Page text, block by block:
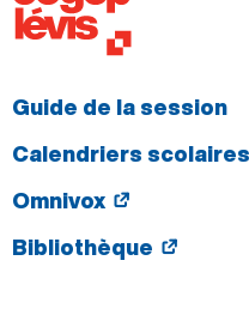
Guide de la session
Calendriers scolaires
Omnivox
Bibliothèque